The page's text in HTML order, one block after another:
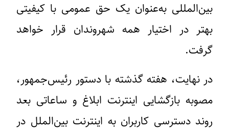
بین‌المللی به‌عنوان یک حق عمومی با کیفیتی
بهتر در اختیار همه شهروندان قرار خواهد
گرفت.
در نهایت، هفته گذشته با دستور رئیس‌جمهور،
مصوبه بازگشایی اینترنت ابلاغ و ساعاتی بعد
روند دسترسی کاربران به اینترنت بین‌الملل در